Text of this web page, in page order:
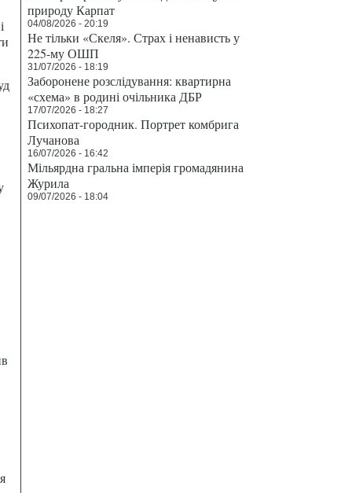
природу Карпат
04/08/2026 - 20:19
Не тільки «Скеля». Страх і ненависть у
225-му ОШП
31/07/2026 - 18:19
Заборонене розслідування: квартирна
«схема» в родині очільника ДБР
17/07/2026 - 18:27
Психопат-городник. Портрет комбрига
Лучанова
16/07/2026 - 16:42
Мільярдна гральна імперія громадянина
Журила
09/07/2026 - 18:04